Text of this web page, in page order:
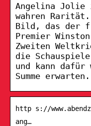
Angelina
wahren
Bild, das der
Premier
Zweiten
die
und kann
Summe erwarten.
http s://
ang…